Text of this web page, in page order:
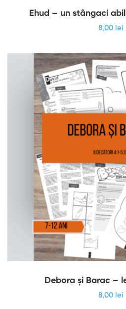
Ehud – un stângaci
8,00 lei
Debora și Barac –
8,00 lei